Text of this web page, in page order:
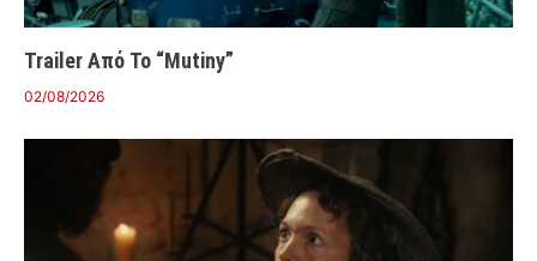
Trailer Από Το “Mutiny”
02/08/2026